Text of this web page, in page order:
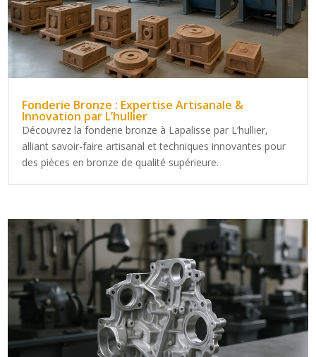
Fonderie Bronze : Expertise Artisanale &
Innovation par L’hullier
Découvrez la fonderie bronze à Lapalisse par L’hullier,
alliant savoir-faire artisanal et techniques innovantes pour
des pièces en bronze de qualité supérieure.